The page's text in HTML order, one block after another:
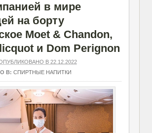
в мире
на борту
Moet & Chandon,
и Dom Perignon
В 22.12.2022
В: СПИРТНЫЕ НАПИТКИ